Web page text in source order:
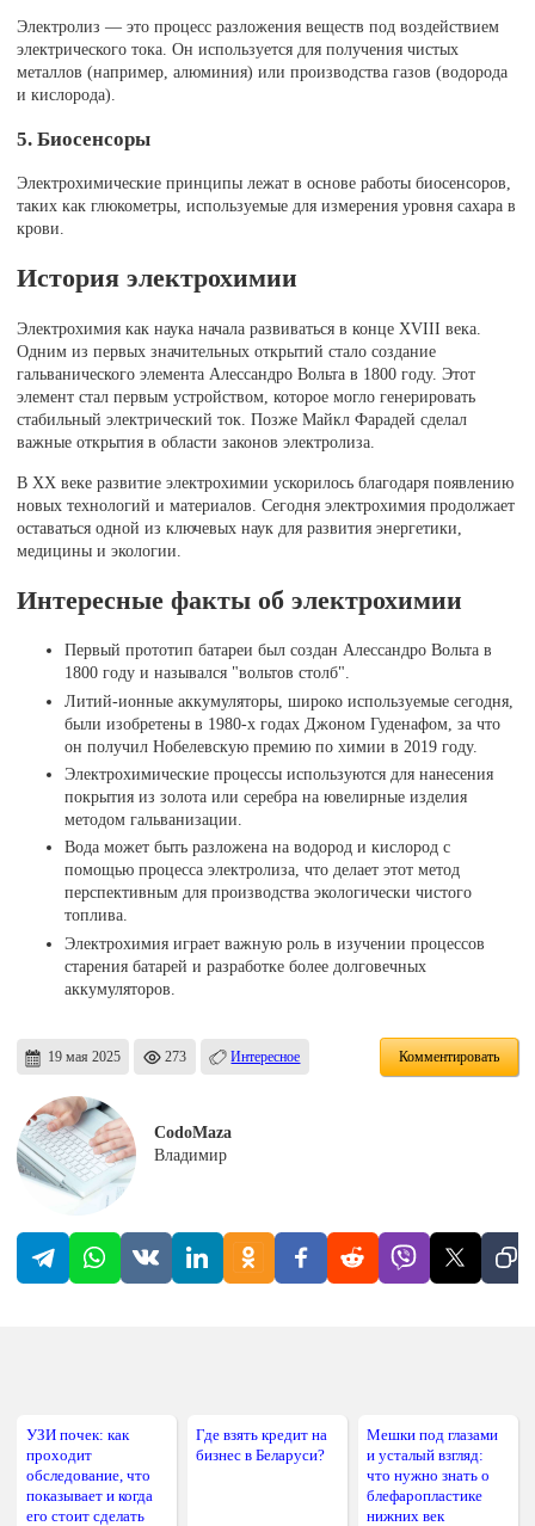
Электролиз — это процесс разложения веществ под воздействием
электрического тока. Он используется для получения чистых
металлов (например, алюминия) или производства газов (водорода
и кислорода).
5. Биосенсоры
Электрохимические принципы лежат в основе работы биосенсоров,
таких как глюкометры, используемые для измерения уровня сахара в
крови.
История электрохимии
Электрохимия как наука начала развиваться в конце XVIII века.
Одним из первых значительных открытий стало создание
гальванического элемента Алессандро Вольта в 1800 году. Этот
элемент стал первым устройством, которое могло генерировать
стабильный электрический ток. Позже Майкл Фарадей сделал
важные открытия в области законов электролиза.
В XX веке развитие электрохимии ускорилось благодаря появлению
новых технологий и материалов. Сегодня электрохимия продолжает
оставаться одной из ключевых наук для развития энергетики,
медицины и экологии.
Интересные факты об электрохимии
Первый прототип батареи был создан Алессандро Вольта в
1800 году и назывался "вольтов столб".
Литий-ионные аккумуляторы, широко используемые сегодня,
были изобретены в 1980-х годах Джоном Гуденафом, за что
он получил Нобелевскую премию по химии в 2019 году.
Электрохимические процессы используются для нанесения
покрытия из золота или серебра на ювелирные изделия
методом гальванизации.
Вода может быть разложена на водород и кислород с
помощью процесса электролиза, что делает этот метод
перспективным для производства экологически чистого
топлива.
Электрохимия играет важную роль в изучении процессов
старения батарей и разработке более долговечных
аккумуляторов.
19 мая 2025 273 Интересное Комментировать
CodoMaza
Владимир
УЗИ почек: как
проходит
обследование, что
показывает и когда
его стоит сделать
Где взять кредит на
бизнес в Беларуси?
Мешки под глазами
и усталый взгляд:
что нужно знать о
блефаропластике
нижних век